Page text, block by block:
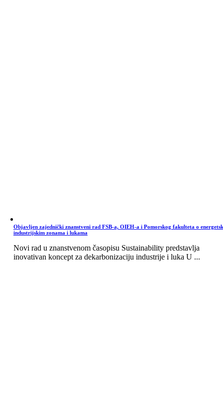
Objavljen zajednički znanstveni rad FSB-a, OIEH-a i Pomorskog fakulteta o
industrijskim zonama i lukama
Novi rad u znanstvenom časopisu Sustainability predstavlja
inovativan koncept za dekarbonizaciju industrije i luka U ...